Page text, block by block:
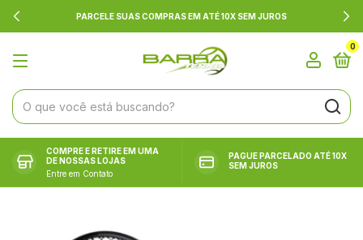
PARCELE SUAS COMPRAS EM ATÉ 10X SEM JUROS
0
COMPRE E RETIRE EM UMA
DE NOSSAS LOJAS
Entre em Contato
PAGUE PARCELADO ATÉ 10X
SEM JUROS